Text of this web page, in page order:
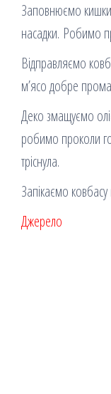
Заповнюємо
насадки. Робимо
Відправляємо
м’ясо добре
Деко змащуємо
робимо проколи
тріснула.
Запікаємо
Джерело